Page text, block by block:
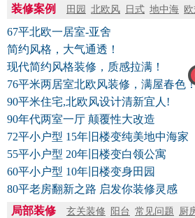
装修案例
田园 北欧风 日式 地中海
67平北欧一居室-亚舍
简约风格，大气通透！
现代简约风格装修，质感拉满！
76平米两居室北欧风装修，满屋春色
90平米住宅,北欧风设计清新宜人!
90年代两室一厅 颠覆性大改造
72平小户型 15年旧楼变纯美地中海家
55平小户型 20年旧楼变白领公寓
60平小户型 10年旧楼变身田园
80平老房翻新之路 启发你装修灵感
局部装修
玄关装修 阳台 常见问题 厨